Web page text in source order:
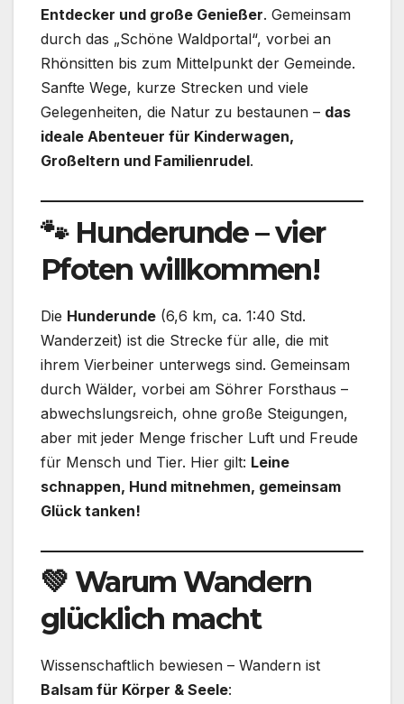
Entdecker und große Genießer. Gemeinsam
durch das „Schöne Waldportal“, vorbei an
Rhönsitten bis zum Mittelpunkt der Gemeinde.
Sanfte Wege, kurze Strecken und viele
Gelegenheiten, die Natur zu bestaunen – das
ideale Abenteuer für Kinderwagen,
Großeltern und Familienrudel.
🐾 Hunderunde – vier
Pfoten willkommen!
Die Hunderunde (6,6 km, ca. 1:40 Std.
Wanderzeit) ist die Strecke für alle, die mit
ihrem Vierbeiner unterwegs sind. Gemeinsam
durch Wälder, vorbei am Söhrer Forsthaus –
abwechslungsreich, ohne große Steigungen,
aber mit jeder Menge frischer Luft und Freude
für Mensch und Tier. Hier gilt: Leine
schnappen, Hund mitnehmen, gemeinsam
Glück tanken!
💚 Warum Wandern
glücklich macht
Wissenschaftlich bewiesen – Wandern ist
Balsam für Körper & Seele: